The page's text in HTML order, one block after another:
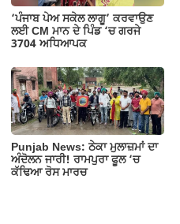
‘ਪੰਜਾਬ ਪੇਅ ਸਕੇਲ ਲਾਗੂ’ ਕਰਵਾਉਣ
ਲਈ CM ਮਾਨ ਦੇ ਪਿੰਡ ‘ਚ ਗਰਜੇ
3704 ਅਧਿਆਪਕ
Punjab News: ਠੇਕਾ ਮੁਲਾਜ਼ਮਾਂ ਦਾ
ਅੰਦੋਲਨ ਜਾਰੀ! ਰਾਮਪੁਰਾ ਫੂਲ ‘ਚ
ਕੱਢਿਆ ਰੋਸ ਮਾਰਚ